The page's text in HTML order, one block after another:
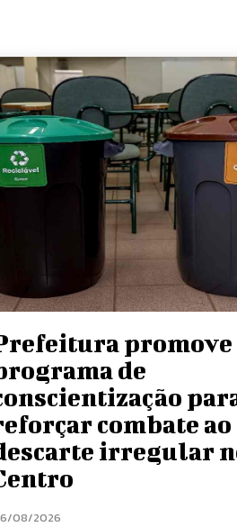
promove
de
combate ao
irregular
08/2026